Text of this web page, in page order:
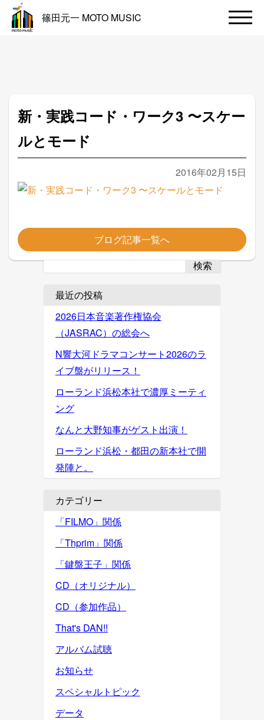
篠田元一 MOTO MUSIC
新・実践コード・ワーク3 〜スケー
ルとモード
2016年02月15日
ブログ記事一覧へ
検索
最近の投稿
2026日本音楽著作権協会
（JASRAC）の総会へ
N響大河ドラマコンサート2026のラ
イブ盤がリリース！
ローランド浜松本社で濃厚ミーティ
ング
なんと大野知事がゲスト出演！
ローランド浜松・都田の新本社で開
発陣と。
カテゴリー
「FILMO」関係
「Thprim」関係
「鍵盤王子」関係
CD（オリジナル）
CD（参加作品）
That's DAN!!
アルバム試聴
お知らせ
スペシャルトピック
データ